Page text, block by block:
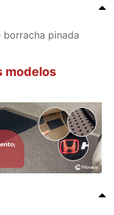
pinada
modelos